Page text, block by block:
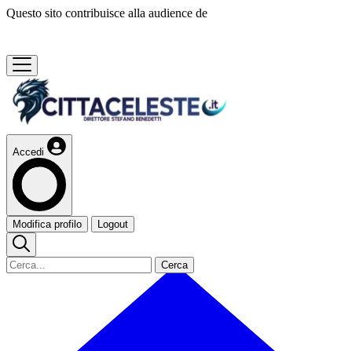
Questo sito contribuisce alla audience de
Accedi
Modifica profilo Logout
Cerca